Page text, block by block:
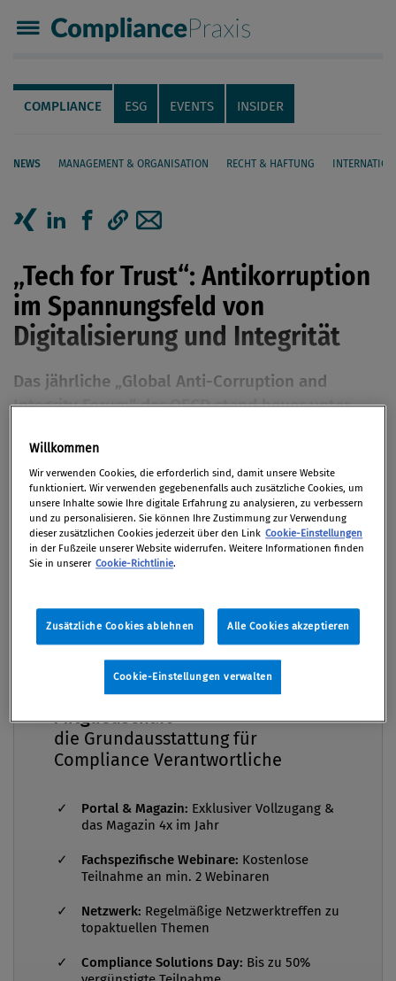
Compliance Praxis
Servicenavigation
Navigation
COMPLIANCE ESG EVENTS INSIDER
NEWS MANAGEMENT & ORGANISATION RECHT & HAFTUNG
Seiteninhalt
„Tech for Trust“: Antikorruption
im Spannungsfeld von
Digitalisierung und Integrität
Das jährliche „Global Anti-Corruption and
Integrity Forum“ der OECD stand heuer unter
Experten debattierten Risiken und Chancen
digitaler Technologien in Bezug auf
(Anti-)Korruption, Datenschutz und Integrität.
Ein Tagungsbericht.
VonMag. Dr. Martina Koger Msc
Praxis 3/2019, S. 4
Das Thema Digitalisierung war bereits im
Brennpunkt der Compliance–Praxis-Ausgabe 1/2019
und wird aufgrund seiner Bedeutung und
Auswirkungen sicher auch weiterhin auf der Agenda
Unter dem Motto „Tech for Trust“ fand vom 20. bis
Corruption and Integrity Forum“1 statt, eine
Integritätsförderung und Korruptionsprävention
befasst. Etwa 2.000 Vertreter aus...
Premium
Compliance Praxis Premium
Mitgliedschaft -
die Grundausstattung für
Compliance Verantwortliche
Portal & Magazin: Exklusiver Vollzugang &
das Magazin 4x im Jahr
Fachspezifische Webinare: Kostenlose
Teilnahme an min. 2 Webinaren
Netzwerk: Regelmäßige Netzwerktreffen zu
topaktuellen Themen
Compliance Solutions Day: Bis zu 50%
Willkommen
Wir verwenden Cookies, die erforderlich sind, damit unsere Website
funktioniert. Wir verwenden gegebenenfalls auch zusätzliche Cookies, um
unsere Inhalte sowie Ihre digitale Erfahrung zu analysieren, zu verbessern
und zu personalisieren. Sie können Ihre Zustimmung zur Verwendung
dieser zusätzlichen Cookies jederzeit über den Link Cookie-Einstellungen
in der Fußzeile unserer Website widerrufen. Weitere Informationen finden
Sie in unserer Cookie-Richtlinie.
Zusätzliche Cookies ablehnen Alle Cookies akzeptieren
Cookie-Einstellungen verwalten